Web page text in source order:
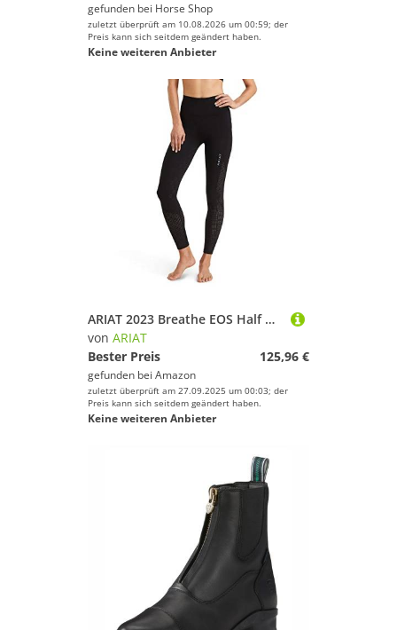
gefunden bei Horse Shop
zuletzt überprüft am 10.08.2026 um 00:59; der
Preis kann sich seitdem geändert haben.
Keine weiteren Anbieter
ARIAT 2023 Breathe EOS Half Grip Damenstrumpfhose Aus Recycelten Materialien 10043401 - Schwarz Womens Size - S
von ARIAT
Bester Preis
125,96 €
gefunden bei Amazon
zuletzt überprüft am 27.09.2025 um 00:03; der
Preis kann sich seitdem geändert haben.
Keine weiteren Anbieter